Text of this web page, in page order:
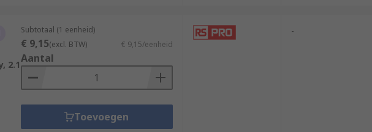
2.1
Subtotaal (1 eenheid)
€ 9,15(excl. BTW) € 9,15/eenheid
Aantal
Toevoegen
-